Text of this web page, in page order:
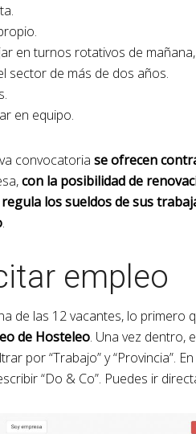
en turnos rotativos de
sector de más de dos años.
en equipo.
convocatoria se ofrecen
con la posibilidad de
regula los sueldos de sus
.
empleo
de las 12 vacantes, lo primero
de Hosteleo. Una vez dentro,
por “Trabajo” y “Provincia”.
“Do & Co”. Puedes ir